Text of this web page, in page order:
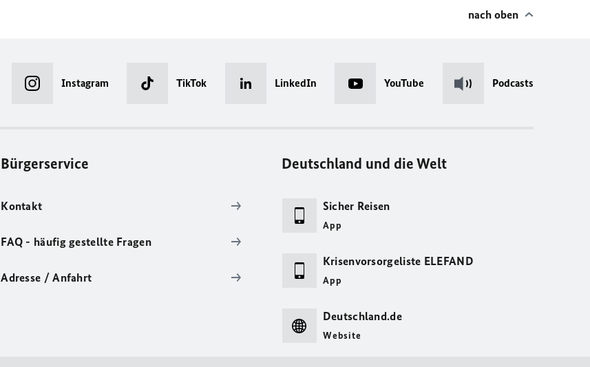
nach oben
Instagram TikTok LinkedIn YouTube Podcasts
Bürgerservice
Kontakt
FAQ - häufig gestellte Fragen
Adresse / Anfahrt
Deutschland und die Welt
Sicher Reisen
App
Krisenvorsorgeliste ELEFAND
App
Deutschland.de
Website